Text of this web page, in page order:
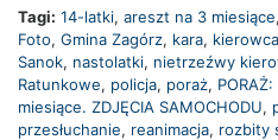
Tagi: 14-latki, areszt na 3 miesiące,
Foto, Gmina Zagórz, kara,
Sanok, nastolatki, nietrzeźwy
Ratunkowe, policja, poraż,
miesiące. ZDJĘCIA SAMOCHODU,
przesłuchanie, reanimacja, rozbity